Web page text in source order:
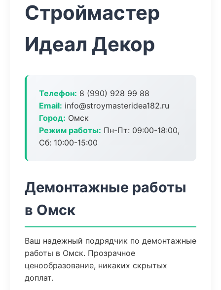
Строймастер
Идеал Декор
Телефон: 8 (990) 928 99 88
Email: info@stroymasteridea182.ru
Город: Омск
Режим работы: Пн-Пт: 09:00-18:00,
Сб: 10:00-15:00
Демонтажные работы
в Омск
Ваш надежный подрядчик по демонтажные
работы в Омск. Прозрачное
ценообразование, никаких скрытых
доплат.